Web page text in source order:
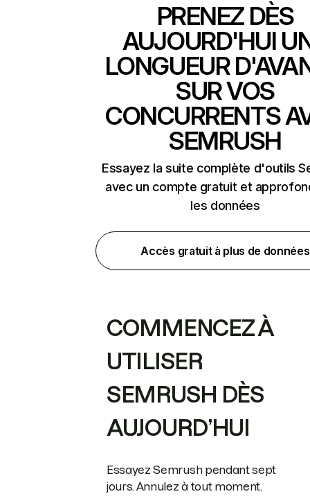
PRENEZ DÈS
AUJOURD'HUI
LONGUEUR
SUR VOS
CONCURRENTS
SEMRUSH
Essayez la suite complète d'outils
avec un compte gratuit et
les données
Accès gratuit à plus de données
COMMENCEZ À
UTILISER
SEMRUSH DÈS
AUJOURD’HUI
Essayez Semrush pendant sept
jours. Annulez à tout moment.